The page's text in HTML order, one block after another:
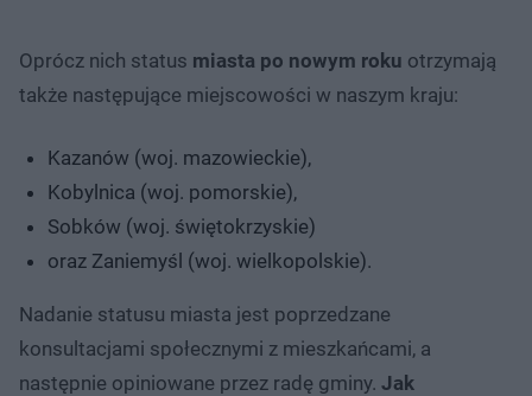
Oprócz nich status miasta po nowym roku otrzymają
także następujące miejscowości w naszym kraju:
Kazanów (woj. mazowieckie),
Kobylnica (woj. pomorskie),
Sobków (woj. świętokrzyskie)
oraz Zaniemyśl (woj. wielkopolskie).
Nadanie statusu miasta jest poprzedzane
konsultacjami społecznymi z mieszkańcami, a
następnie opiniowane przez radę gminy. Jak